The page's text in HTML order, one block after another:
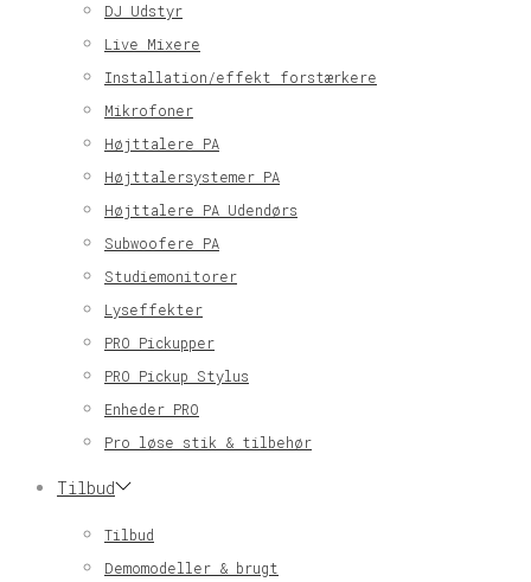
DJ Udstyr
Live Mixere
Installation/effekt forstærkere
Mikrofoner
Højttalere PA
Højttalersystemer PA
Højttalere PA Udendørs
Subwoofere PA
Studiemonitorer
Lyseffekter
PRO Pickupper
PRO Pickup Stylus
Enheder PRO
Pro løse stik & tilbehør
Tilbud
Tilbud
Demomodeller & brugt